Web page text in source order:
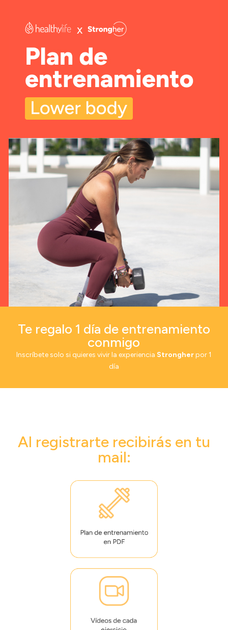
Te regalo 1 día de entrenamiento
conmigo
Inscríbete solo si quieres vivir la experiencia Strongherpor 1
día
Al registrarte recibirás en tu
mail: